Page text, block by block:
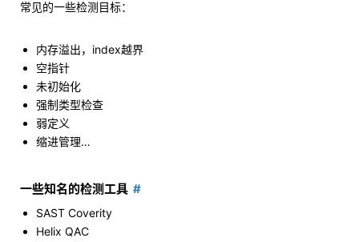
常见的一些检测目标：
内存溢出，index越界
空指针
未初始化
强制类型检查
弱定义
缩进管理…
一些知名的检测工具
SAST Coverity
Helix QAC